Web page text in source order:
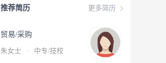
更多简历
推荐简历
贸易/采购
朱女士 · 中专/技校